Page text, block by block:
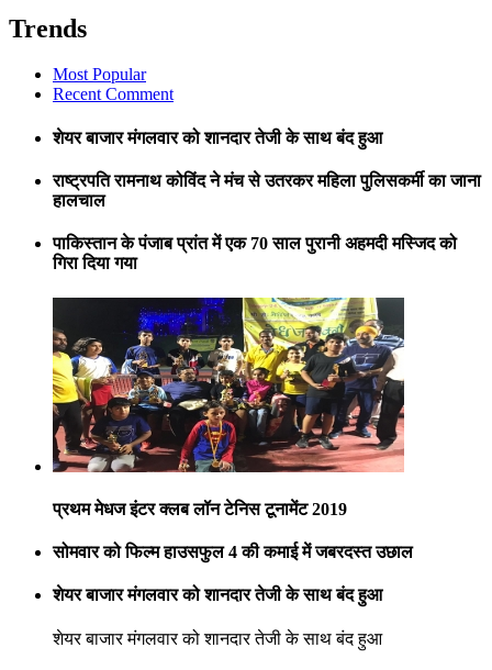
Trends
Most Popular
Recent Comment
शेयर बाजार मंगलवार को शानदार तेजी के साथ बंद हुआ
राष्ट्रपति रामनाथ कोविंद ने मंच से उतरकर महिला पुलिसकर्मी का जाना
हालचाल
पाकिस्तान के पंजाब प्रांत में एक 70 साल पुरानी अहमदी मस्जिद को
गिरा दिया गया
प्रथम मेधज इंटर क्लब लॉन टेनिस टूनामेंट 2019
सोमवार को फिल्म हाउसफुल 4 की कमाई में जबरदस्त उछाल
शेयर बाजार मंगलवार को शानदार तेजी के साथ बंद हुआ
शेयर बाजार मंगलवार को शानदार तेजी के साथ बंद हुआ